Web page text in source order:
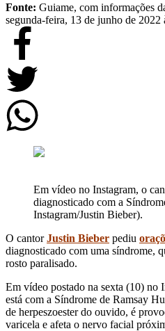
Fonte: Guiame, com informações
segunda-feira, 13 de junho de 2022
Em vídeo no Instagram, o
diagnosticado com a
Instagram/Justin Bieber).
O cantorJustin Bieber pediu
diagnosticado com uma síndrome,
rosto paralisado.
Em vídeo postado na sexta (10) no
está com a Síndrome de Ramsay
de herpeszoester do ouvido, é
varicela e afeta o nervo facial